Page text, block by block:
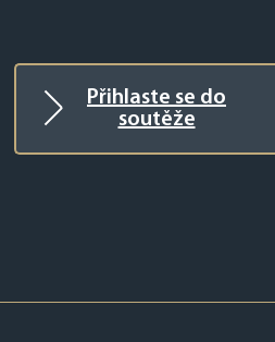
Přihlaste se do
soutěže